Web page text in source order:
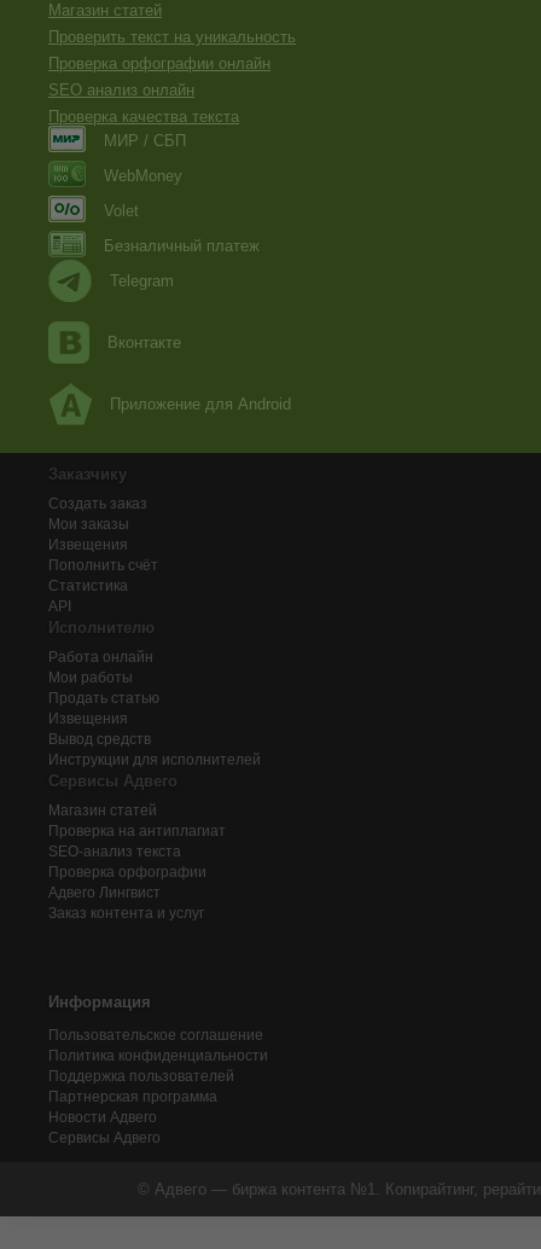
Магазин статей
Проверить текст на уникальность
Проверка орфографии онлайн
SEO анализ онлайн
Проверка качества текста
МИР / СБП
WebMoney
Volet
Безналичный платеж
Telegram
Вконтакте
Приложение для Android
Заказчику
Создать заказ
Мои заказы
Извещения
Пополнить счёт
Статистика
API
Исполнителю
Работа онлайн
Мои работы
Продать статью
Извещения
Вывод средств
Инструкции для исполнителей
Сервисы Адвего
Магазин статей
Проверка на антиплагиат
SEO-анализ текста
Проверка орфографии
Адвего Лингвист
Заказ контента и услуг
Информация
Пользовательское соглашение
Политика конфиденциальности
Поддержка пользователей
Партнерская программа
Новости Адвего
Сервисы Адвего
© Адвего — биржа контента №1. Копирайтинг,